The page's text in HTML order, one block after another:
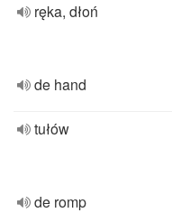
ręka, dłoń
de hand
tułów
de romp